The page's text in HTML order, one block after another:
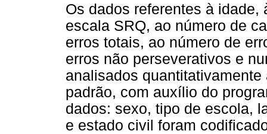
Os dados referentes à
escala SRQ, ao número de
erros totais, ao número de
erros não perseverativos e
analisados
padrão, com auxílio do
dados: sexo, tipo de escola,
e estado civil foram